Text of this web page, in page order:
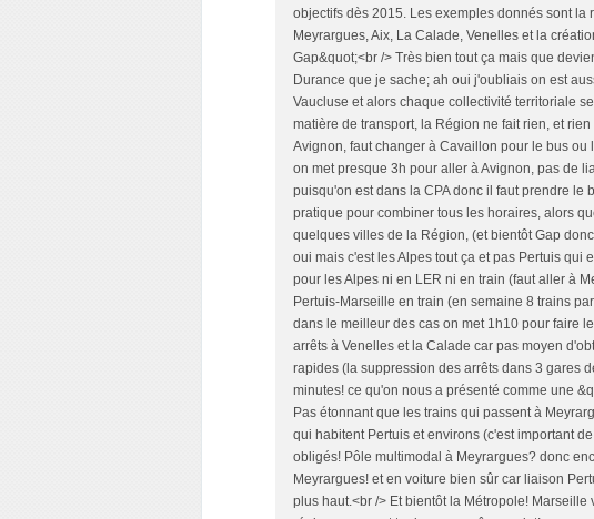
objectifs dès 2015. Les exemples donnés sont la
Meyrargues, Aix, La Calade, Venelles et la
Gap&quot;<br /> Très bien tout ça mais que
Durance que je sache; ah oui j'oubliais on est
Vaucluse et alors chaque collectivité territoriale
matière de transport, la Région ne fait rien, et
Avignon, faut changer à Cavaillon pour le bus
on met presque 3h pour aller à Avignon, pas de
puisqu'on est dans la CPA donc il faut prendre le
pratique pour combiner tous les horaires, alors
quelques villes de la Région, (et bientôt Gap
oui mais c'est les Alpes tout ça et pas Pertuis qui
pour les Alpes ni en LER ni en train (faut aller à
Pertuis-Marseille en train (en semaine 8 trains
dans le meilleur des cas on met 1h10 pour faire
arrêts à Venelles et la Calade car pas moyen
rapides (la suppression des arrêts dans 3 gares
minutes! ce qu'on nous a présenté comme une
Pas étonnant que les trains qui passent à
qui habitent Pertuis et environs (c'est important
obligés! Pôle multimodal à Meyrargues? donc
Meyrargues! et en voiture bien sûr car liaison
plus haut.<br /> Et bientôt la Métropole!